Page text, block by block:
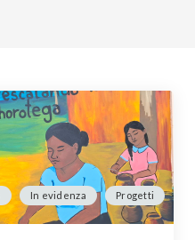
In evidenza Progetti